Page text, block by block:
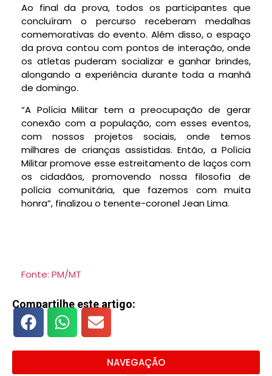
Ao final da prova, todos os participantes que
concluíram o percurso receberam medalhas
comemorativas do evento. Além disso, o espaço
da prova contou com pontos de interação, onde
os atletas puderam socializar e ganhar brindes,
alongando a experiência durante toda a manhã
de domingo.
“A Polícia Militar tem a preocupação de gerar
conexão com a população, com esses eventos,
com nossos projetos sociais, onde temos
milhares de crianças assistidas. Então, a Polícia
Militar promove esse estreitamento de laços com
os cidadãos, promovendo nossa filosofia de
polícia comunitária, que fazemos com muita
honra”, finalizou o tenente-coronel Jean Lima.
Fonte: PM/MT
Compartilhe este artigo:
NAVEGAÇÃO